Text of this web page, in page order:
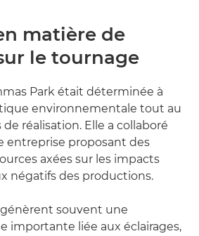
matière de
le tournage
Park était déterminée à
environnementale tout au
réalisation. Elle a collaboré
entreprise proposant des
axées sur les impacts
négatifs des productions.
souvent une
importante liée aux éclairages,